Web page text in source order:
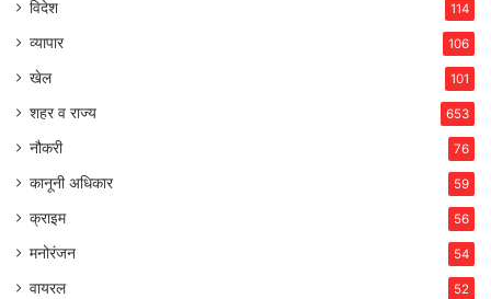
विदेश 114
व्यापार 106
खेल 101
शहर व राज्य 653
नौकरी 76
कानूनी अधिकार 59
क्राइम 56
मनोरंजन 54
वायरल 52